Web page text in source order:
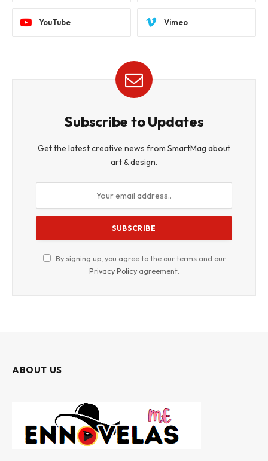
YouTube Vimeo
Subscribe to Updates
Get the latest creative news from SmartMag about
art & design.
By signing up, you agree to the our terms and our
Privacy Policyagreement.
ABOUT US